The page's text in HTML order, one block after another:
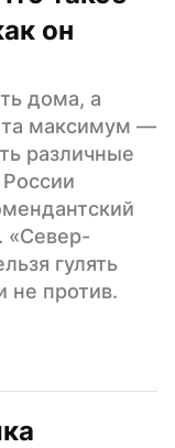
он
дома, а
максимум —
различные
«Север-
гулять
не против.